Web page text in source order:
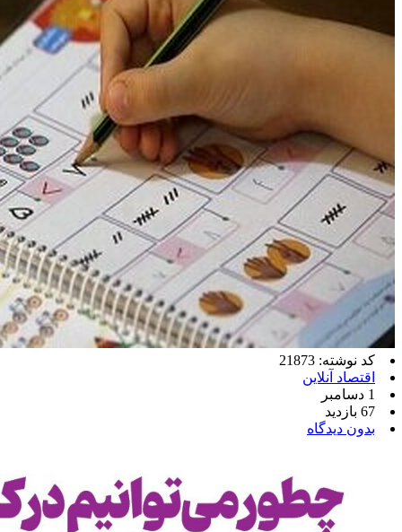
کد نوشته: 21873
اقتصاد آنلاین
1 دسامبر
67 بازدید
بدون دیدگاه